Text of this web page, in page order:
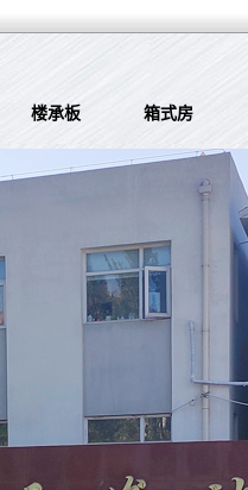
楼承板 箱式房